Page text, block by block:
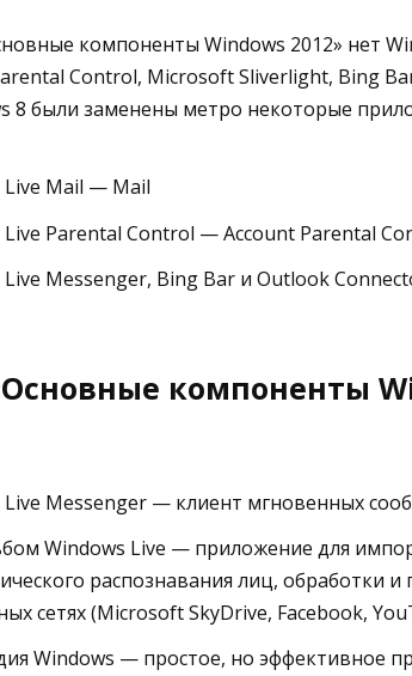
компоненты Windows 2012» нет
Control, Microsoft Sliverlight, Bing
8 были заменены метро некоторые
Live Mail — Mail
Live Parental Control — Account Parental
Live Messenger, Bing Bar и Outlook
компоненты
Live Messenger — клиент мгновенных
Windows Live — приложение для
распознавания лиц, обработки
сетях (Microsoft SkyDrive, Facebook,
Windows — простое, но эффективное